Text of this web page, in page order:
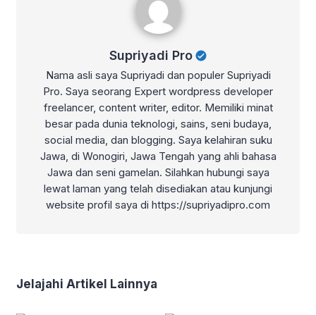
Supriyadi Pro
Nama asli saya Supriyadi dan populer Supriyadi
Pro. Saya seorang Expert wordpress developer
freelancer, content writer, editor. Memiliki minat
besar pada dunia teknologi, sains, seni budaya,
social media, dan blogging. Saya kelahiran suku
Jawa, di Wonogiri, Jawa Tengah yang ahli bahasa
Jawa dan seni gamelan. Silahkan hubungi saya
lewat laman yang telah disediakan atau kunjungi
website profil saya di https://supriyadipro.com
Jelajahi Artikel Lainnya